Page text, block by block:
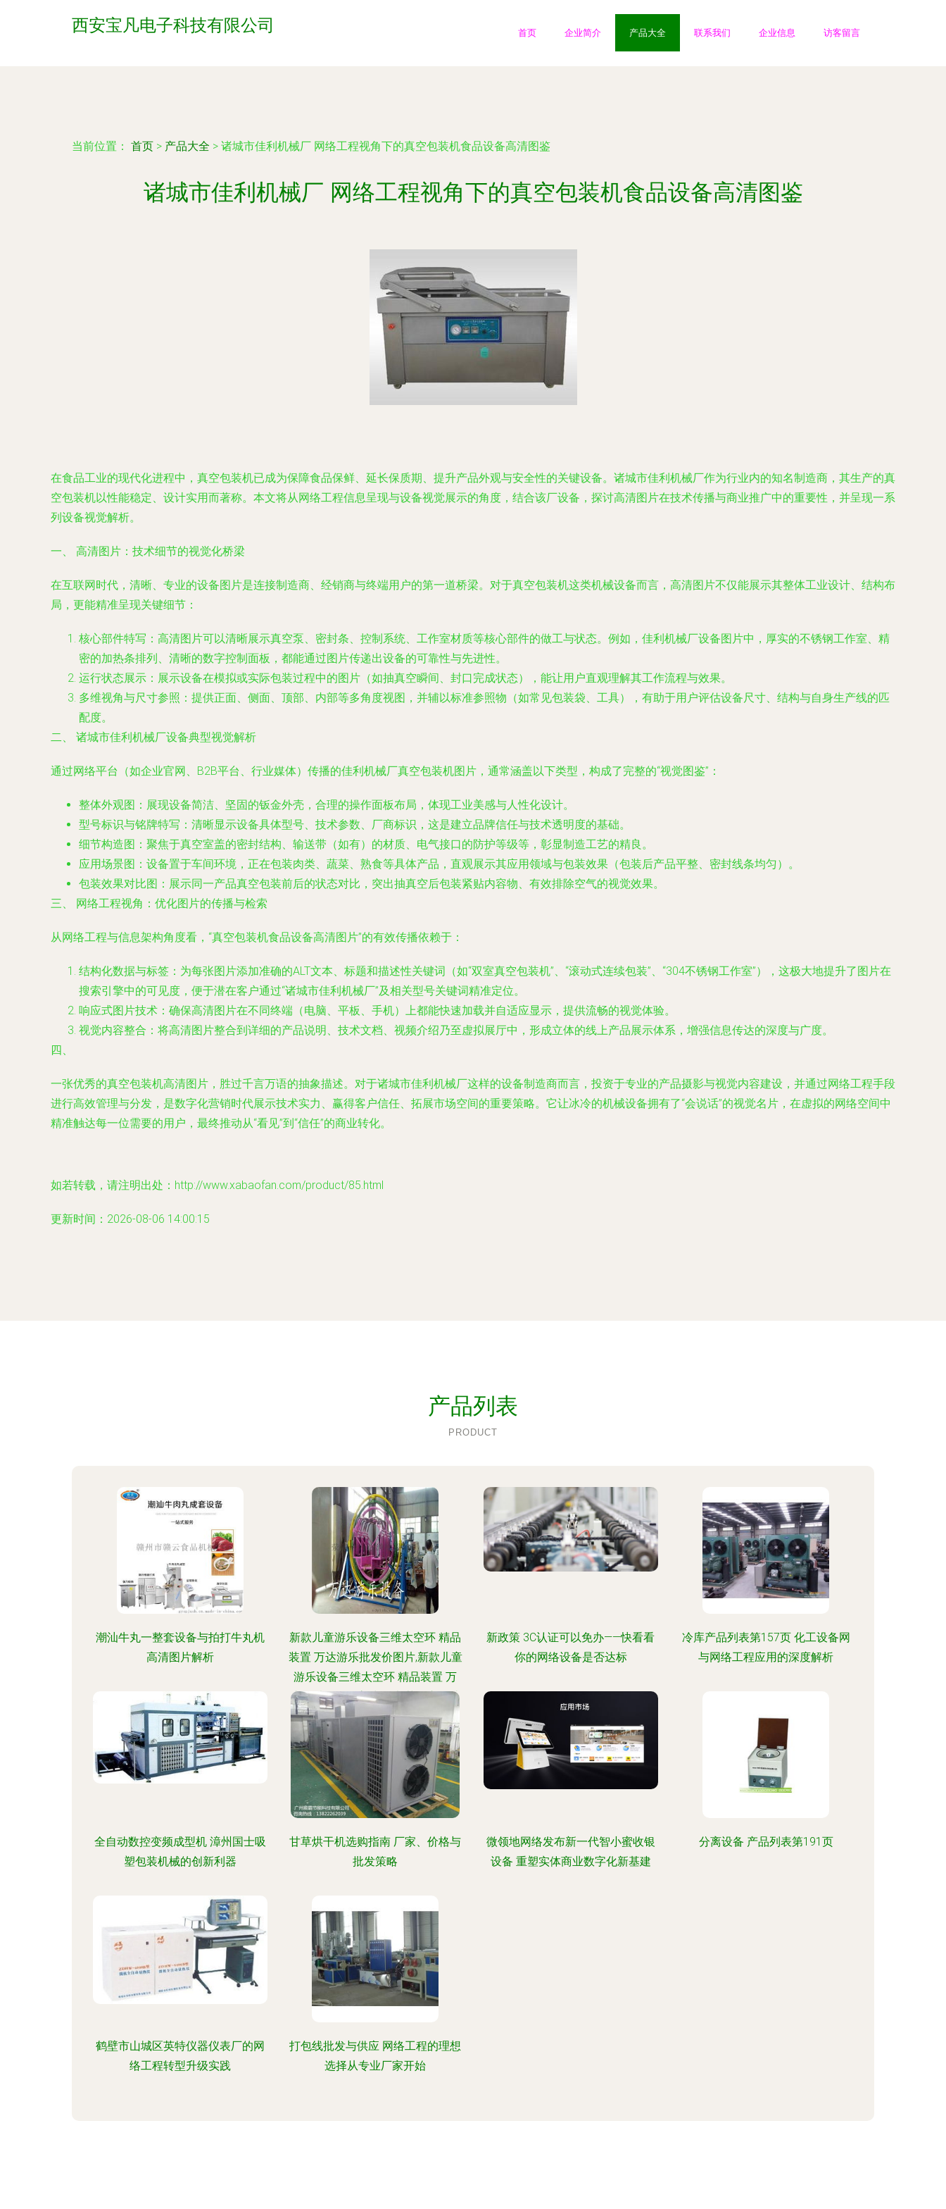
西安宝凡电子科技有限公司 首页 企业简介 产品大全 联系我们 企业信息 访客留言
当前位置： 首页 > 产品大全 > 诸城市佳利机械厂 网络工程视角下的真空包装机食品设备高清图鉴
诸城市佳利机械厂 网络工程视角下的真空包装机食品设备高清图鉴
在食品工业的现代化进程中，真空包装机已成为保障食品保鲜、延长保质期、提升产品外观与安全性的关键设备。诸城市佳利机械厂作为行业内的知名制造商，其生产的真
空包装机以性能稳定、设计实用而著称。本文将从网络工程信息呈现与设备视觉展示的角度，结合该厂设备，探讨高清图片在技术传播与商业推广中的重要性，并呈现一系
列设备视觉解析。
一、 高清图片：技术细节的视觉化桥梁
在互联网时代，清晰、专业的设备图片是连接制造商、经销商与终端用户的第一道桥梁。对于真空包装机这类机械设备而言，高清图片不仅能展示其整体工业设计、结构布
局，更能精准呈现关键细节：
核心部件特写 ：高清图片可以清晰展示真空泵、密封条、控制系统、工作室材质等核心部件的做工与状态。例如，佳利机械厂设备图片中，厚实的不锈钢工作室、精
密的加热条排列、清晰的数字控制面板，都能通过图片传递出设备的可靠性与先进性。
运行状态展示 ：展示设备在模拟或实际包装过程中的图片（如抽真空瞬间、封口完成状态），能让用户直观理解其工作流程与效果。
多维视角与尺寸参照 ：提供正面、侧面、顶部、内部等多角度视图，并辅以标准参照物（如常见包装袋、工具），有助于用户评估设备尺寸、结构与自身生产线的匹
配度。
二、 诸城市佳利机械厂设备典型视觉解析
通过网络平台（如企业官网、B2B平台、行业媒体）传播的佳利机械厂真空包装机图片，通常涵盖以下类型，构成了完整的“视觉图鉴”：
整体外观图 ：展现设备简洁、坚固的钣金外壳，合理的操作面板布局，体现工业美感与人性化设计。
型号标识与铭牌特写 ：清晰显示设备具体型号、技术参数、厂商标识，这是建立品牌信任与技术透明度的基础。
细节构造图 ：聚焦于真空室盖的密封结构、输送带（如有）的材质、电气接口的防护等级等，彰显制造工艺的精良。
应用场景图 ：设备置于车间环境，正在包装肉类、蔬菜、熟食等具体产品，直观展示其应用领域与包装效果（包装后产品平整、密封线条均匀）。
包装效果对比图 ：展示同一产品真空包装前后的状态对比，突出抽真空后包装紧贴内容物、有效排除空气的视觉效果。
三、 网络工程视角：优化图片的传播与检索
从网络工程与信息架构角度看，“真空包装机食品设备高清图片”的有效传播依赖于：
结构化数据与标签 ：为每张图片添加准确的ALT文本、标题和描述性关键词（如“双室真空包装机”、“滚动式连续包装”、“304不锈钢工作室”），这极大地提升了图片在
搜索引擎中的可见度，便于潜在客户通过“诸城市佳利机械厂”及相关型号关键词精准定位。
响应式图片技术 ：确保高清图片在不同终端（电脑、平板、手机）上都能快速加载并自适应显示，提供流畅的视觉体验。
视觉内容整合 ：将高清图片整合到详细的产品说明、技术文档、视频介绍乃至虚拟展厅中，形成立体的线上产品展示体系，增强信息传达的深度与广度。
四、
一张优秀的真空包装机高清图片，胜过千言万语的抽象描述。对于诸城市佳利机械厂这样的设备制造商而言，投资于专业的产品摄影与视觉内容建设，并通过网络工程手段
进行高效管理与分发，是数字化营销时代展示技术实力、赢得客户信任、拓展市场空间的重要策略。它让冰冷的机械设备拥有了“会说话”的视觉名片，在虚拟的网络空间中
精准触达每一位需要的用户，最终推动从“看见”到“信任”的商业转化。
如若转载，请注明出处：http://www.xabaofan.com/product/85.html
更新时间：2026-08-06 14:00:15
产品列表
PRODUCT
潮汕牛丸一整套设备与拍打牛丸机
高清图片解析
新款儿童游乐设备三维太空环 精品
装置 万达游乐批发价图片,新款儿童
游乐设备三维太空环 精品装置 万
达游乐批发价高清图片 荥阳市万达
游乐设备厂,
新政策 3C认证可以免办——快看看
你的网络设备是否达标
冷库产品列表第157页 化工设备网
与网络工程应用的深度解析
全自动数控变频成型机 漳州国士吸
塑包装机械的创新利器
甘草烘干机选购指南 厂家、价格与
批发策略
微领地网络发布新一代智小蜜收银
设备 重塑实体商业数字化新基建
分离设备 产品列表第191页
鹤壁市山城区英特仪器仪表厂的网
络工程转型升级实践
打包线批发与供应 网络工程的理想
选择从专业厂家开始